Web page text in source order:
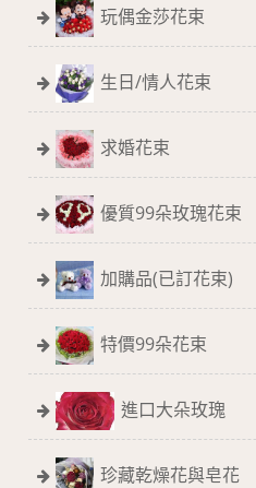
玩偶金莎花束
生日/情人花束
求婚花束
優質99朵玫瑰花束
加購品(已訂花束)
特價99朵花束
進口大朵玫瑰
珍藏乾燥花與皂花